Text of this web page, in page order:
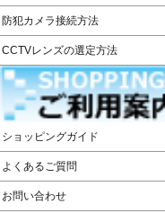
防犯カメラ接続方法
CCTVレンズの選定方法
ショッピングガイド
よくあるご質問
お問い合わせ